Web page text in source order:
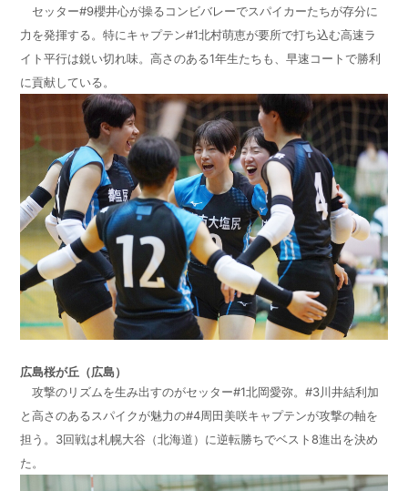
セッター#9櫻井心が操るコンビバレーでスパイカーたちが存分に
力を発揮する。特にキャプテン#1北村萌恵が要所で打ち込む高速ラ
イト平行は鋭い切れ味。高さのある1年生たちも、早速コートで勝利
に貢献している。
広島桜が丘（広島）
攻撃のリズムを生み出すのがセッター#1北岡愛弥。#3川井結利加
と高さのあるスパイクが魅力の#4周田美咲キャプテンが攻撃の軸を
担う。3回戦は札幌大谷（北海道）に逆転勝ちでベスト8進出を決め
た。